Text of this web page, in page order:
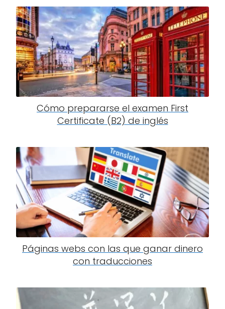
Cómo prepararse el examen First
Certificate (B2) de inglés
Páginas webs con las que ganar dinero
con traducciones